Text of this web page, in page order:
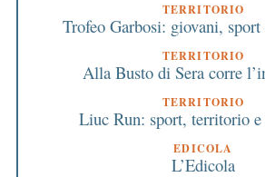
TERRITORIO
Trofeo Garbosi: giovani, sport
TERRITORIO
Alla Busto di Sera corre
TERRITORIO
Liuc Run: sport, territorio
EDICOLA
L’Edicola